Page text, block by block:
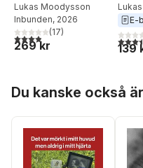
Lukas Moodysson
Inbunden, 2026
3,9utav 5 stjärnor. Totalt antal
(17)
269 kr
E-
3,5
139
Du kanske också